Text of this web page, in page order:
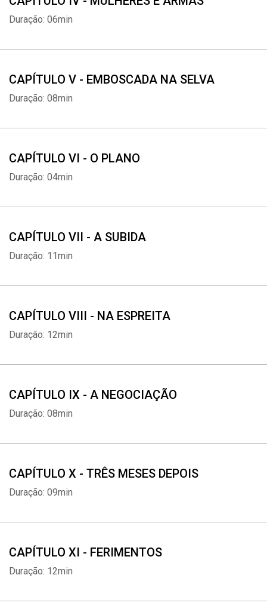
Duração: 06min
CAPÍTULO V - EMBOSCADA NA SELVA
Duração: 08min
CAPÍTULO VI - O PLANO
Duração: 04min
CAPÍTULO VII - A SUBIDA
Duração: 11min
CAPÍTULO VIII - NA ESPREITA
Duração: 12min
CAPÍTULO IX - A NEGOCIAÇÃO
Duração: 08min
CAPÍTULO X - TRÊS MESES DEPOIS
Duração: 09min
CAPÍTULO XI - FERIMENTOS
Duração: 12min